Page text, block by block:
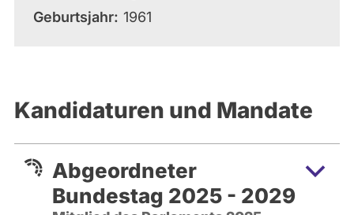
Geburtsjahr 1961
Kandidaturen und Mandate
Abgeordneter
Bundestag 2025 - 2029